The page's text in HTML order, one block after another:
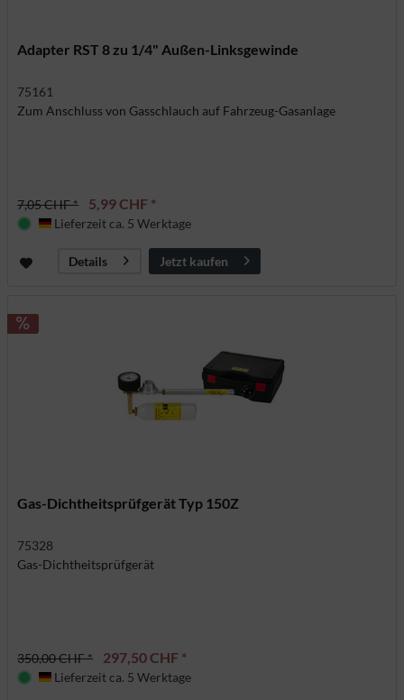
Adapter RST 8 zu 1/4" Außen-Linksgewinde
75161
Zum Anschluss von Gasschlauch auf Fahrzeug-Gasanlage
7,05 CHF * 5,99 CHF *
Deutschland
Lieferzeit ca. 5 Werktage
Details Jetzt kaufen
Gas-Dichtheitsprüfgerät Typ 150Z
75328
Gas-Dichtheitsprüfgerät
350,00 CHF * 297,50 CHF *
Deutschland
Lieferzeit ca. 5 Werktage